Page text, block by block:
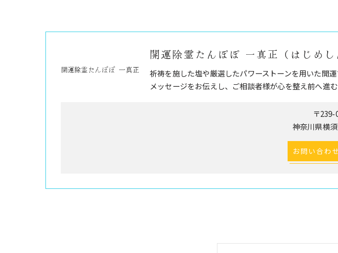
開運除霊たんぽぽ 一真正（はじめし
祈祷を施した塩や厳選したパワーストーンを用いた開
メッセージをお伝えし、ご相談者様が心を整え前へ進
〒239-
神奈川県横
お問い合わ